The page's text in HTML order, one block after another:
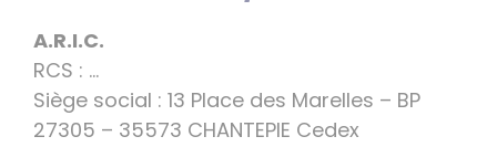
A.R.I.C.
RCS : …
Siège social : 13 Place des Marelles – BP
27305 – 35573 CHANTEPIE Cedex